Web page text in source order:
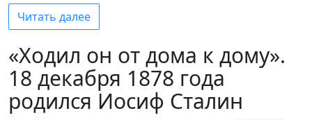
Читать далее
«Ходил он от дома к дому».
18 декабря 1878 года
родился Иосиф Сталин